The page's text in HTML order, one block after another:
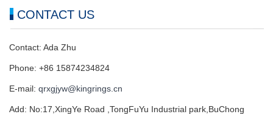
CONTACT US
Contact: Ada Zhu
Phone: +86 15874234824
E-mail: qrxgjyw@kingrings.cn
Add: No:17,XingYe Road ,TongFuYu Industrial park,BuChong